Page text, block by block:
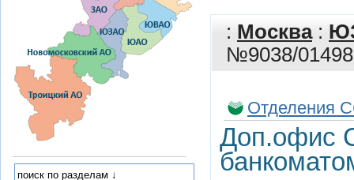
: Москва:
№9038/
Отделения
Доп.офис